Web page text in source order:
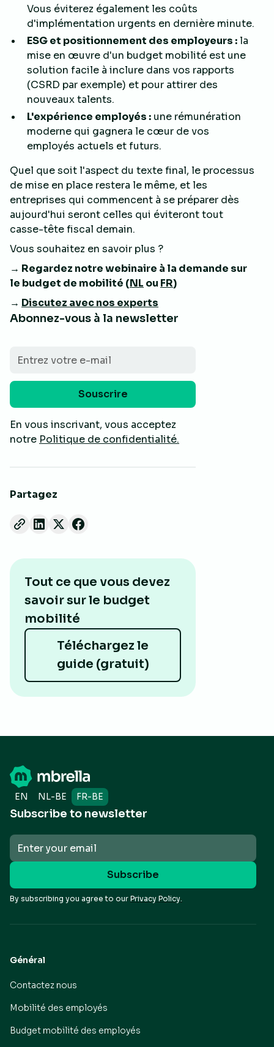
Abonnez-vous à la newsletter
En vous inscrivant, vous acceptez
notre Politique de confidentialité.
Partagez
Tout ce que vous devez
savoir sur le budget
mobilité
Téléchargez le
guide (gratuit)
Vous éviterez également les coûts
d'implémentation urgents en dernière minute.
ESG et positionnement des employeurs :la
mise en œuvre d'un budget mobilité est une
solution facile à inclure dans vos rapports
(CSRD par exemple) et pour attirer des
nouveaux talents.
L'expérience employés : une rémunération
moderne qui gagnera le cœur de vos
employés actuels et futurs.
Quel que soit l'aspect du texte final, le processus
de mise en place restera le même, et les
entreprises qui commencent à se préparer dès
aujourd'hui seront celles qui éviteront tout
casse-tête fiscal demain.
Vous souhaitez en savoir plus ?
→ Regardez notre webinaire à la demande sur
le budget de mobilité (NL ou FR)
→ Discutez avec nos experts
EN NL-BE FR-BE
Subscribe to newsletter
By subscribing you agree to our Privacy Policy.
Général
Contactez nous
Mobilité des employés
Budget mobilité des employés